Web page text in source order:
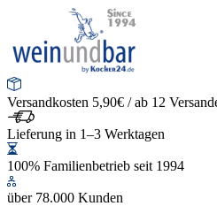
Versandkosten 5,90€ / ab 12
Lieferung in 1–3 Werktagen
100% Familienbetrieb seit 1994
über 78.000 Kunden